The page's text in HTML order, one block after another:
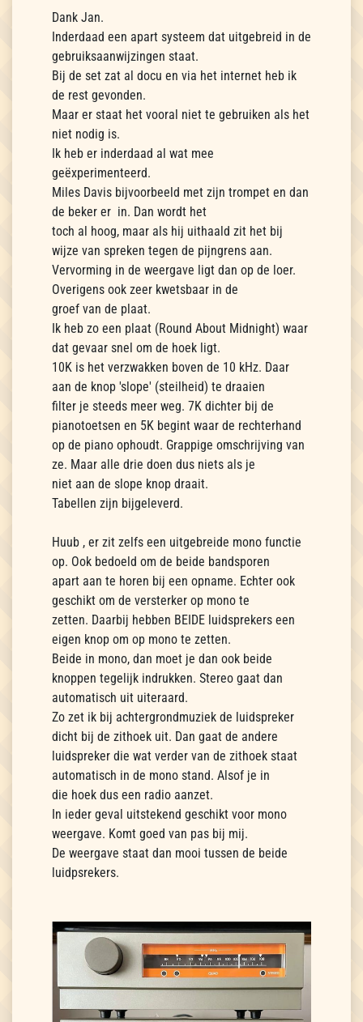
Dank Jan.
Inderdaad een apart systeem dat uitgebreid in de
gebruiksaanwijzingen staat.
Bij de set zat al docu en via het internet heb ik
de rest gevonden.
Maar er staat het vooral niet te gebruiken als het
niet nodig is.
Ik heb er inderdaad al wat mee
geëxperimenteerd.
Miles Davis bijvoorbeeld met zijn trompet en dan
de beker er in. Dan wordt het
toch al hoog, maar als hij uithaald zit het bij
wijze van spreken tegen de pijngrens aan.
Vervorming in de weergave ligt dan op de loer.
Overigens ook zeer kwetsbaar in de
groef van de plaat.
Ik heb zo een plaat (Round About Midnight) waar
dat gevaar snel om de hoek ligt.
10K is het verzwakken boven de 10 kHz. Daar
aan de knop 'slope' (steilheid) te draaien
filter je steeds meer weg. 7K dichter bij de
pianotoetsen en 5K begint waar de rechterhand
op de piano ophoudt. Grappige omschrijving van
ze. Maar alle drie doen dus niets als je
niet aan de slope knop draait.
Tabellen zijn bijgeleverd.
Huub , er zit zelfs een uitgebreide mono functie
op. Ook bedoeld om de beide bandsporen
apart aan te horen bij een opname. Echter ook
geschikt om de versterker op mono te
zetten. Daarbij hebben BEIDE luidsprekers een
eigen knop om op mono te zetten.
Beide in mono, dan moet je dan ook beide
knoppen tegelijk indrukken. Stereo gaat dan
automatisch uit uiteraard.
Zo zet ik bij achtergrondmuziek de luidspreker
dicht bij de zithoek uit. Dan gaat de andere
luidspreker die wat verder van de zithoek staat
automatisch in de mono stand. Alsof je in
die hoek dus een radio aanzet.
In ieder geval uitstekend geschikt voor mono
weergave. Komt goed van pas bij mij.
De weergave staat dan mooi tussen de beide
luidpsrekers.